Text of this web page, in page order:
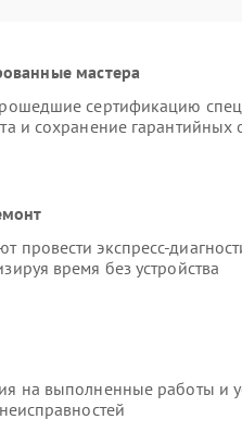
мастера
сертификацию
и сохранение гарантийных
экспресс-
время без устройства
на выполненные работы и